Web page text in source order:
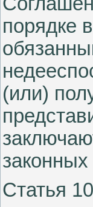
порядке
(или)
Статья